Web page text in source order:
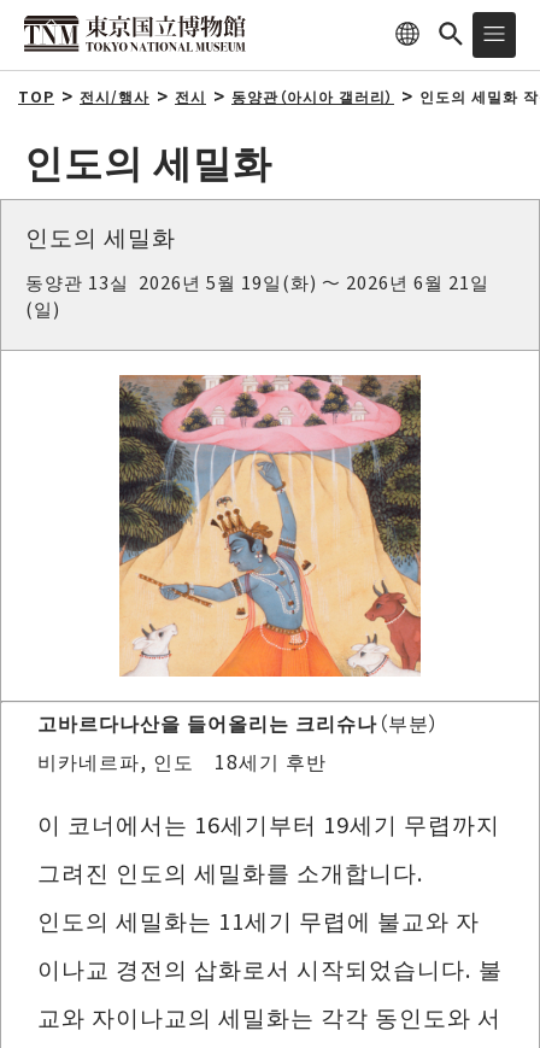
TOP 전시/행사 전시 동양관（아시아 갤러리） 인도의 세밀화
인도의 세밀화
인도의 세밀화
동양관 13실 2026년 5월 19일(화) ～ 2026년 6월 21일
(일)
고바르다나산을 들어올리는 크리슈나（부분）
비카네르파, 인도 18세기 후반
이 코너에서는 16세기부터 19세기 무렵까지
그려진 인도의 세밀화를 소개합니다.
인도의 세밀화는 11세기 무렵에 불교와 자
이나교 경전의 삽화로서 시작되었습니다. 불
교와 자이나교의 세밀화는 각각 동인도와 서